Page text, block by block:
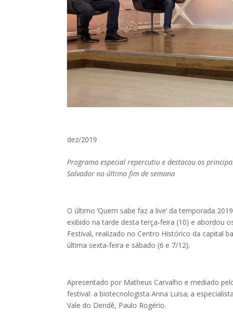
dez/2019
Programa especial repercutiu e destacou os
Salvador no último fim de semana
O último ‘Quem sabe faz a live’ da temporada
exibido na tarde desta terça-feira (10) e abordou
Festival, realizado no Centro Histórico da capital
última sexta-feira e sábado (6 e 7/12).
Apresentado por Matheus Carvalho e mediado
festival: a biotecnologista Anna Luisa; a
Vale do Dendê, Paulo Rogério.